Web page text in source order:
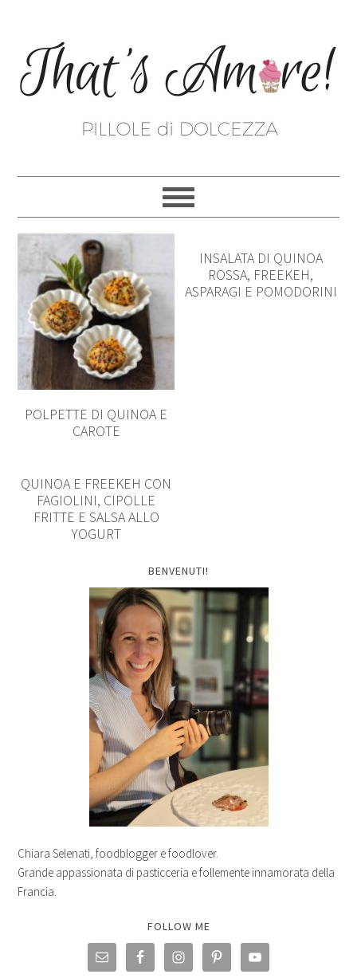
POLPETTE DI QUINOA E
CAROTE
INSALATA DI QUINOA
ROSSA, FREEKEH,
ASPARAGI E POMODORINI
QUINOA E FREEKEH CON
FAGIOLINI, CIPOLLE
FRITTE E SALSA ALLO
YOGURT
BENVENUTI!
Chiara Selenati, foodblogger e foodlover.
Grande appassionata di pasticceria e follemente innamorata della
Francia.
FOLLOW ME